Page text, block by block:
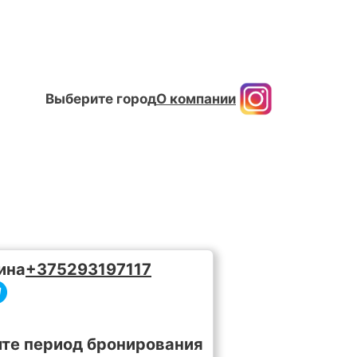
Выберите городО компании
+375293197117
период бронирования